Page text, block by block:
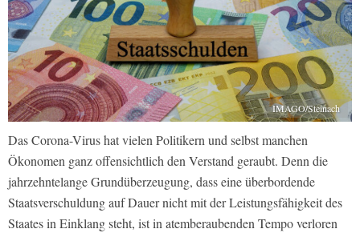
IMAGO/Steinach
Das Corona-Virus hat vielen Politikern und selbst manchen
Ökonomen ganz offensichtlich den Verstand geraubt. Denn die
jahrzehntelange Grundüberzeugung, dass eine überbordende
Staatsverschuldung auf Dauer nicht mit der Leistungsfähigkeit des
Staates in Einklang steht, ist in atemberaubenden Tempo verloren